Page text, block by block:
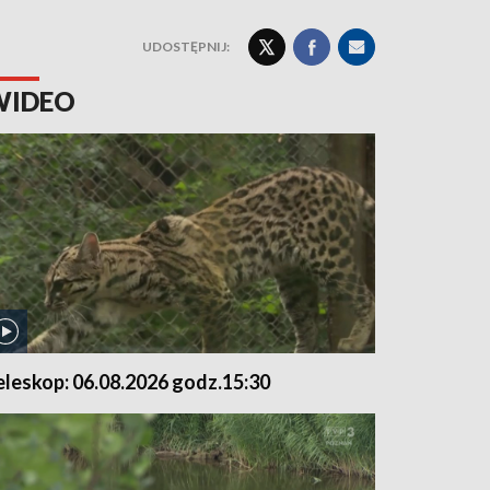
UDOSTĘPNIJ:
06.08.2026 godz.15:30